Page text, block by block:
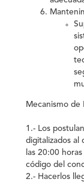
Mecanismo de
1.- Los
digitalizados al
las 20:00
código del
2.- Hacerlos